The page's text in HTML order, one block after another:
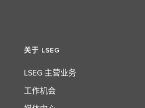
关于 LSEG
LSEG 主营业务
工作机会